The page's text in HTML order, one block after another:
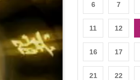
6 7
11 12
16 17
21 22